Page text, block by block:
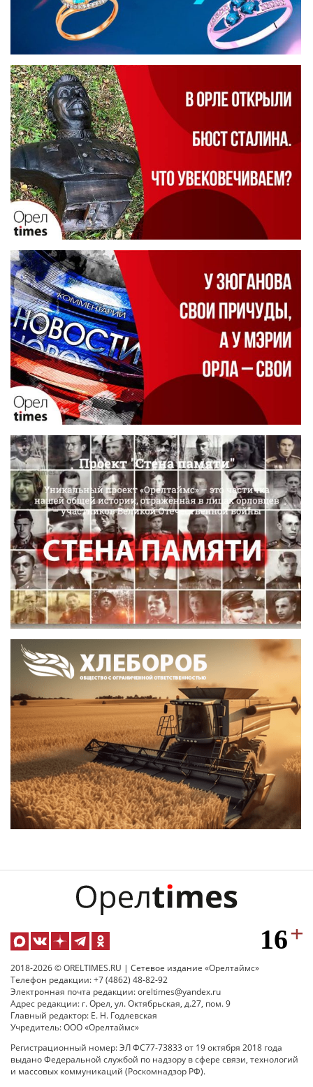
2018-2026 © ORELTIMES.RU | Сетевое издание «Орелтаймс»
Телефон редакции: +7 (4862) 48-82-92
Электронная почта редакции: oreltimes@yandex.ru
Адрес редакции: г. Орел, ул. Октябрьская, д.27, пом. 9
Главный редактор: Е. Н. Годлевская
Учредитель: ООО «Орелтаймс»
Регистрационный номер: ЭЛ ФС77-73833 от 19 октября 2018 года
выдано Федеральной службой по надзору в сфере связи, технологий
и массовых коммуникаций (Роскомнадзор РФ).